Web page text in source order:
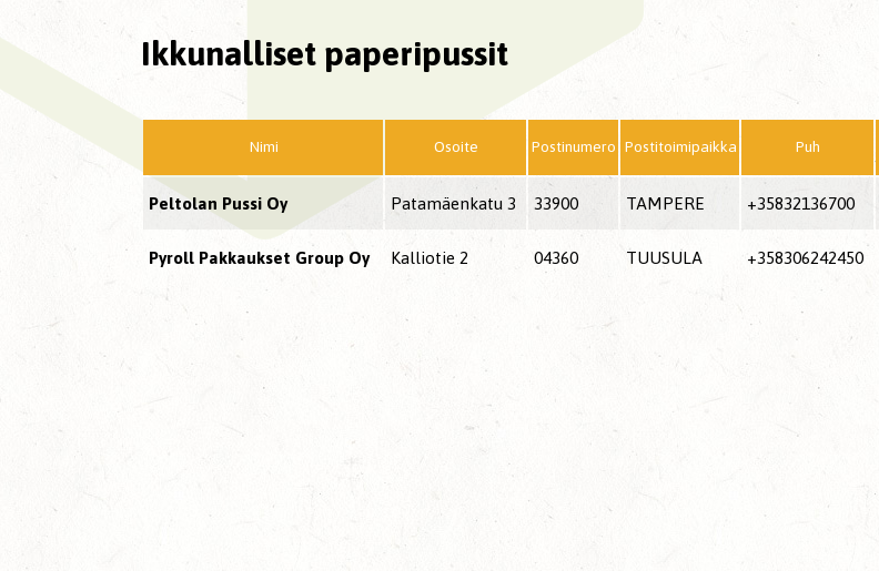
Ikkunalliset paperipussit
Nimi Osoite Postinumero Postitoimipaikka Puh
Peltolan Pussi Oy Patamäenkatu 3 33900 TAMPERE +35832136700
Pyroll Pakkaukset Group Oy Kalliotie 2 04360 TUUSULA +358306242450